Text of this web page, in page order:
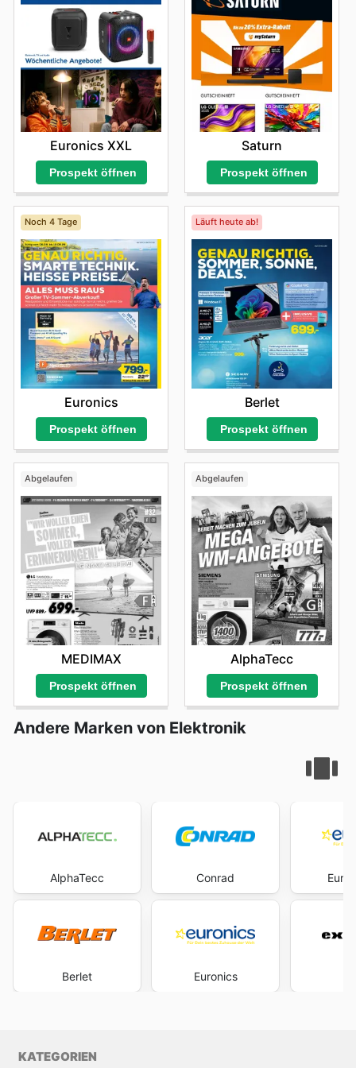
Euronics XXL
Prospekt öffnen
Saturn
Prospekt öffnen
Noch 4 Tage
Euronics
Prospekt öffnen
Läuft heute ab!
Berlet
Prospekt öffnen
Abgelaufen
MEDIMAX
Prospekt öffnen
Abgelaufen
AlphaTecc
Prospekt öffnen
Andere Marken von Elektronik
AlphaTecc
Berlet
Conrad
Euronics
KATEGORIEN